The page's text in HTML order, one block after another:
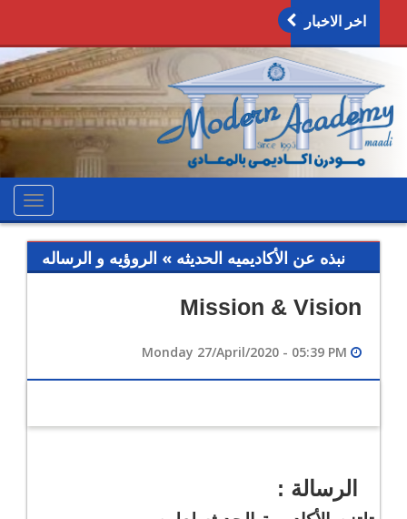
اخر الاخبار
نبذه عن الأكاديميه الحديثه » الروؤيه و الرساله
Mission & Vision
الرسالة :